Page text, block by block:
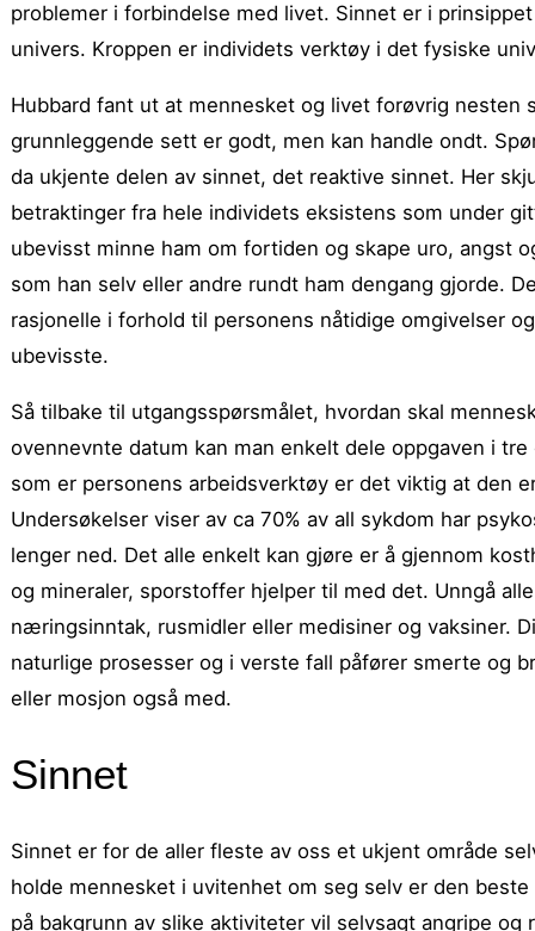
problemer i forbindelse med livet. Sinnet er i
univers. Kroppen er individets verktøy i det fysiske
Hubbard fant ut at mennesket og livet forøvrig
grunnleggende sett er godt, men kan handle ondt.
da ukjente delen av sinnet, det reaktive sinnet. Her
betraktinger fra hele individets eksistens som under
ubevisst minne ham om fortiden og skape uro, angst
som han selv eller andre rundt ham dengang gjorde.
rasjonelle i forhold til personens nåtidige omgivelser
ubevisste.
Så tilbake til utgangsspørsmålet, hvordan skal
ovennevnte datum kan man enkelt dele oppgaven i
som er personens arbeidsverktøy er det viktig at den
Undersøkelser viser av ca 70% av all sykdom har
lenger ned. Det alle enkelt kan gjøre er å gjennom
og mineraler, sporstoffer hjelper til med det. Unngå
næringsinntak, rusmidler eller medisiner og vaksiner.
naturlige prosesser og i verste fall påfører smerte og
eller mosjon også med.
Sinnet
Sinnet er for de aller fleste av oss et ukjent område
holde mennesket i uvitenhet om seg selv er den
på bakgrunn av slike aktiviteter vil selvsagt angripe